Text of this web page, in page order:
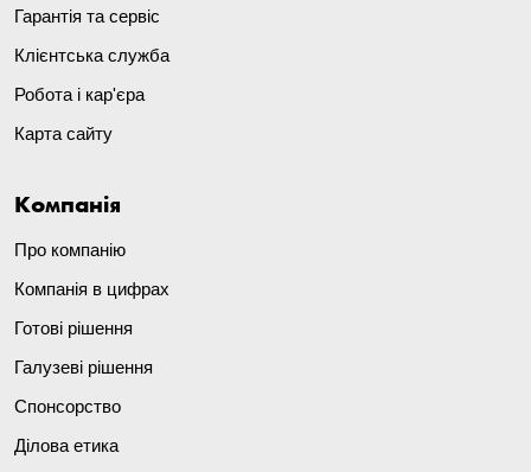
Гарантія та сервіс
Клієнтська служба
Робота і кар'єра
Карта сайту
Компанія
Про компанію
Компанія в цифрах
Готові рішення
Галузеві рішення
Спонсорство
Ділова етика